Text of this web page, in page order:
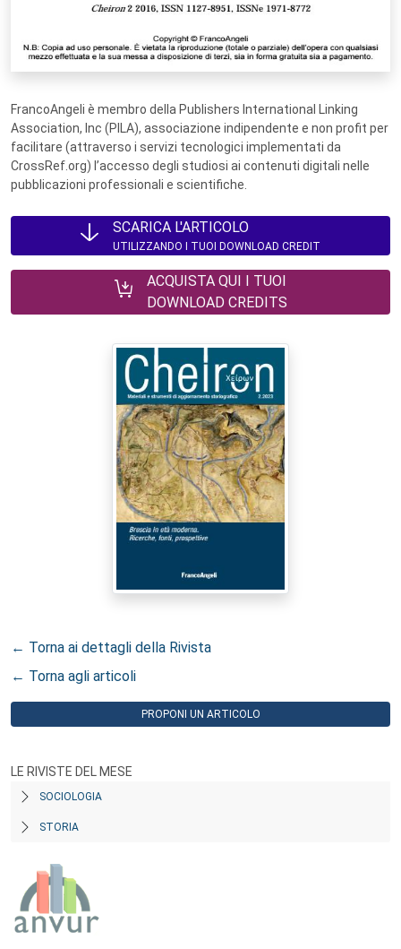
FrancoAngeli è membro della Publishers International Linking
Association, Inc (PILA), associazione indipendente e non profit per
facilitare (attraverso i servizi tecnologici implementati da
CrossRef.org) l’accesso degli studiosi ai contenuti digitali nelle
pubblicazioni professionali e scientifiche.
SCARICA L'ARTICOLO
UTILIZZANDO I TUOI DOWNLOAD CREDIT
ACQUISTA QUI I TUOI
DOWNLOAD CREDITS
← Torna ai dettagli della Rivista
← Torna agli articoli
PROPONI UN ARTICOLO
LE RIVISTE DEL MESE
SOCIOLOGIA
STORIA